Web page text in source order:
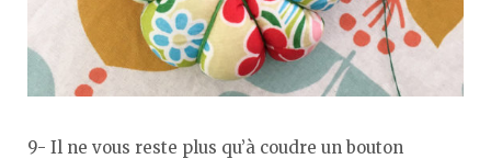
9- Il ne vous reste plus qu’à coudre un bouton